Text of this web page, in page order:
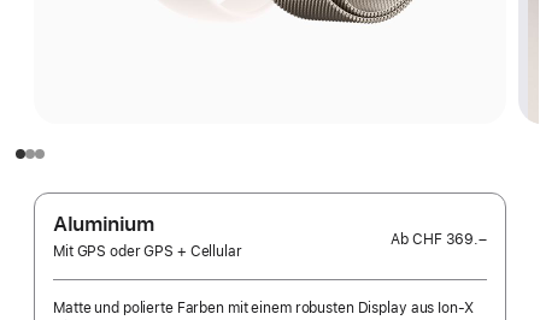
Aluminium
Mit GPS oder GPS + Cellular
AbCHF 369.–
Matte und polierte Farben mit einem robusten Display aus Ion‑X